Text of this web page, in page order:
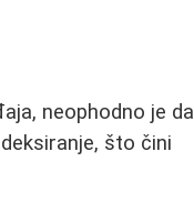
neophodno je da
što čini